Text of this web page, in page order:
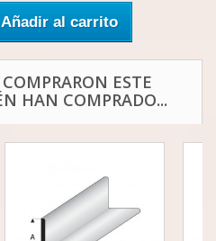
Añadir al carrito
ESTE
HAN COMPRADO...